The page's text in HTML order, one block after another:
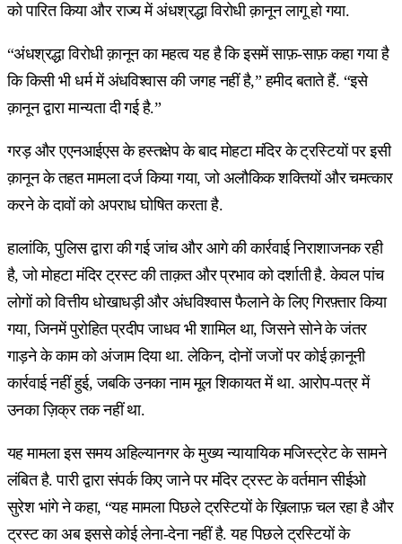
को पारित किया और राज्य में अंधश्रद्धा विरोधी क़ानून लागू हो गया.
“अंधश्रद्धा विरोधी क़ानून का महत्व यह है कि इसमें साफ़-साफ़ कहा गया है
कि किसी भी धर्म में अंधविश्वास की जगह नहीं है,” हमीद बताते हैं. “इसे
क़ानून द्वारा मान्यता दी गई है.”
गरड़ और एएनआईएस के हस्तक्षेप के बाद मोहटा मंदिर के ट्रस्टियों पर इसी
क़ानून के तहत मामला दर्ज किया गया, जो अलौकिक शक्तियों और चमत्कार
करने के दावों को अपराध घोषित करता है.
हालांकि, पुलिस द्वारा की गई जांच और आगे की कार्रवाई निराशाजनक रही
है, जो मोहटा मंदिर ट्रस्ट की ताक़त और प्रभाव को दर्शाती है. केवल पांच
लोगों को वित्तीय धोखाधड़ी और अंधविश्वास फैलाने के लिए गिरफ़्तार किया
गया, जिनमें पुरोहित प्रदीप जाधव भी शामिल था, जिसने सोने के जंतर
गाड़ने के काम को अंजाम दिया था. लेकिन, दोनों जजों पर कोई क़ानूनी
कार्रवाई नहीं हुई, जबकि उनका नाम मूल शिकायत में था. आरोप-पत्र में
उनका ज़िक्र तक नहीं था.
यह मामला इस समय अहिल्यानगर के मुख्य न्यायायिक मजिस्ट्रेट के सामने
लंबित है. पारी द्वारा संपर्क किए जाने पर मंदिर ट्रस्ट के वर्तमान सीईओ
सुरेश भांगे ने कहा, “यह मामला पिछले ट्रस्टियों के ख़िलाफ़ चल रहा है और
ट्रस्ट का अब इससे कोई लेना-देना नहीं है. यह पिछले ट्रस्टियों के